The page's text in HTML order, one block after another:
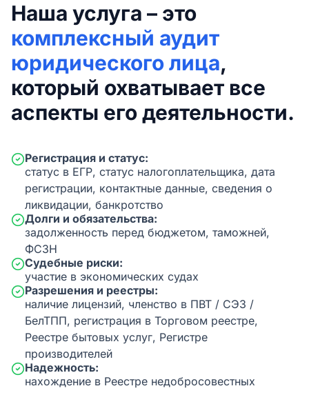
Наша услуга – это
комплексный аудит
юридического лица,
который охватывает все
аспекты его деятельности.
Регистрация и статус:
статус в ЕГР, статус налогоплательщика, дата
регистрации, контактные данные, сведения о
ликвидации, банкротство
Долги и обязательства:
задолженность перед бюджетом, таможней,
ФСЗН
Судебные риски:
участие в экономических судах
Разрешения и реестры:
наличие лицензий, членство в ПВТ / СЭЗ /
БелТПП, регистрация в Торговом реестре,
Реестре бытовых услуг, Регистре
производителей
Надежность:
нахождение в Реестре недобросовестных